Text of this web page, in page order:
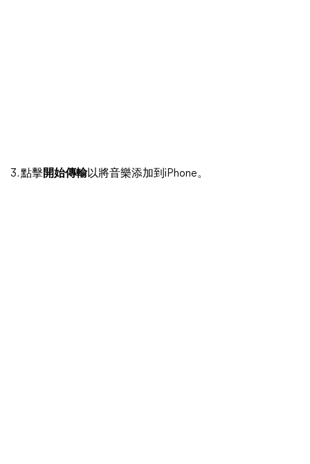
3. 點擊開始傳輸以將音樂添加到iPhone。